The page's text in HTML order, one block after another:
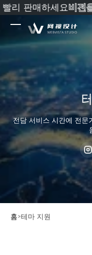
내용으로 건너뛰기
리 판매하세요비전
전담 서비스 시간에 전문
홈 테마 지원